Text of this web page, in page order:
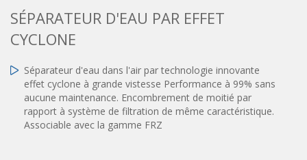
Actionneurs électriques
Actionneurs standardisés
Amortisseurs hydrauliques
Régulateurs hydrauliques
Systèmes modulaires pneumatiques
SECTEURS
Imprimerie
Plasturgie
Solutions personnalisées
Nous sommes heureux de vous conseiller !
+33 0 254 553 811
SÉPARATEUR D'EAU PAR EFFET
CYCLONE
Séparateur d'eau dans l'air par technologie innovante
effet cyclone à grande vistesse Performance à 99% sans
aucune maintenance. Encombrement de moitié par
rapport à système de filtration de même caractéristique.
Associable avec la gamme FRZ